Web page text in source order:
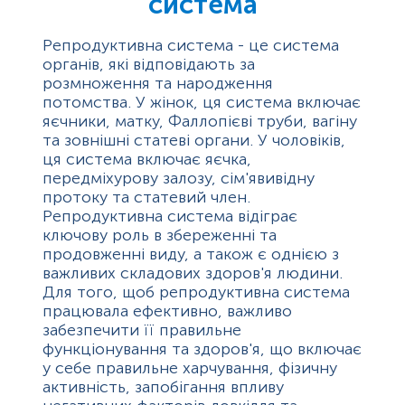
Репродуктивна система - це система
органів, які відповідають за
розмноження та народження
потомства. У жінок, ця система включає
яєчники, матку, Фаллопієві труби, вагіну
та зовнішні статеві органи. У чоловіків,
ця система включає яєчка,
передміхурову залозу, сім'явивідну
протоку та статевий член.
Репродуктивна система відіграє
ключову роль в збереженні та
продовженні виду, а також є однією з
важливих складових здоров'я людини.
Для того, щоб репродуктивна система
працювала ефективно, важливо
забезпечити її правильне
функціонування та здоров'я, що включає
у себе правильне харчування, фізичну
активність, запобігання впливу